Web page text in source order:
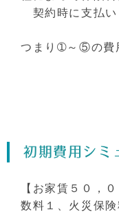
契約時に支払い
つまり➀～⑤の費
初期費用シミ
【お家賃５０，
数料１、火災保